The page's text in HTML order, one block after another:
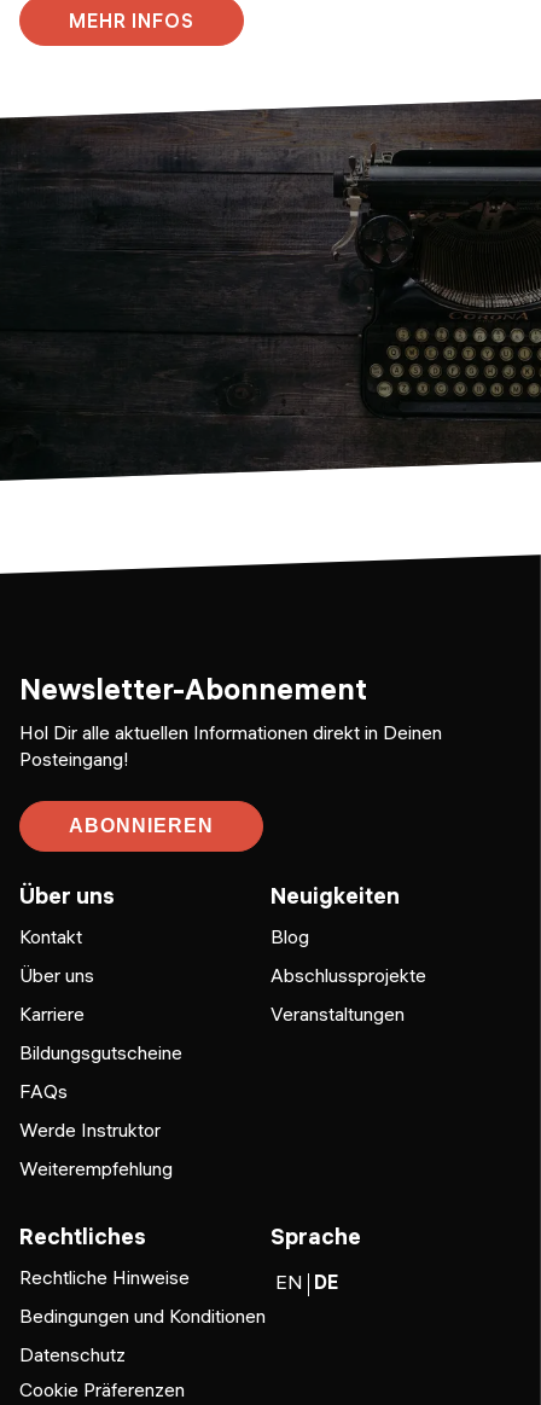
MEHR INFOS
Newsletter-Abonnement
Hol Dir alle aktuellen Informationen direkt in Deinen
Posteingang!
ABONNIEREN
Über uns
Kontakt
Über uns
Karriere
Bildungsgutscheine
FAQs
Werde Instruktor
Weiterempfehlung
Neuigkeiten
Blog
Abschlussprojekte
Veranstaltungen
Rechtliches
Rechtliche Hinweise
Bedingungen und Konditionen
Datenschutz
Cookie Präferenzen
Sprache
EN DE